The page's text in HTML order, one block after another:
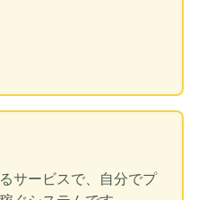
サービスで、自分でプ